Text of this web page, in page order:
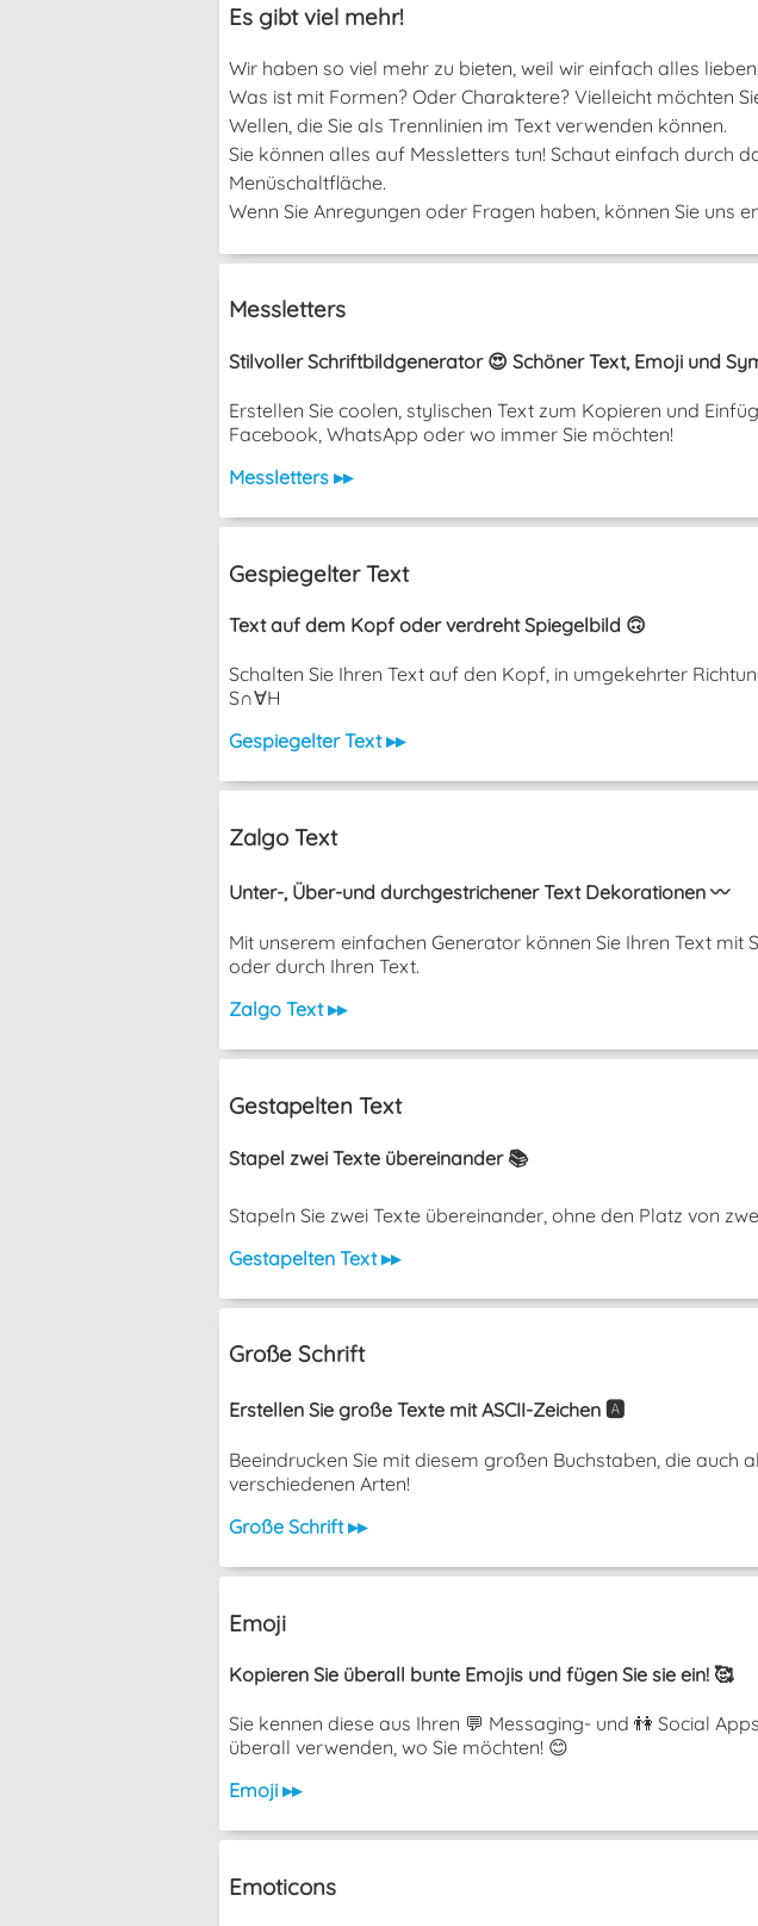
Es gibt viel mehr!
Wir haben so viel mehr zu bieten, weil wir einfach alles
Was ist mit Formen? Oder Charaktere? Vielleicht möchten
Wellen, die Sie als Trennlinien im Text verwenden können.
Sie können alles auf Messletters tun! Schaut einfach durch
Menüschaltfläche.
Wenn Sie Anregungen oder Fragen haben, können Sie uns
Messletters
Stilvoller Schriftbildgenerator 😍 Schöner Text, Emoji und
Erstellen Sie coolen, stylischen Text zum Kopieren und
Facebook, WhatsApp oder wo immer Sie möchten!
Messletters ▸▸
Gespiegelter Text
Text auf dem Kopf oder verdreht Spiegelbild 🙃
Schalten Sie Ihren Text auf den Kopf, in umgekehrter
S∩∀H
Gespiegelter Text ▸▸
Zalgo Text
Unter-, Über-und durchgestrichener Text Dekorationen 〰️
Mit unserem einfachen Generator können Sie Ihren Text
oder durch Ihren Text.
Zalgo Text ▸▸
Gestapelten Text
Stapel zwei Texte übereinander 📚
Stapeln Sie zwei Texte übereinander, ohne den Platz von
Gestapelten Text ▸▸
Große Schrift
Erstellen Sie große Texte mit ASCII-Zeichen 🅰️
Beeindrucken Sie mit diesem großen Buchstaben, die auch
verschiedenen Arten!
Große Schrift ▸▸
Emoji
Kopieren Sie überall bunte Emojis und fügen Sie sie ein! 🥰
Sie kennen diese aus Ihren 💬 Messaging- und 👫 Social
überall verwenden, wo Sie möchten! 😊
Emoji ▸▸
Emoticons